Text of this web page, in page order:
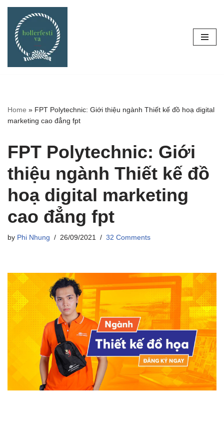
Skip
content
Home » FPT Polytechnic: Giới thiệu ngành Thiết kế đồ hoạ digital
marketing cao đẳng fpt
FPT Polytechnic: Giới
thiệu ngành Thiết kế đồ
hoạ digital marketing
cao đẳng fpt
by Phi Nhung 26/09/2021 32 Comments